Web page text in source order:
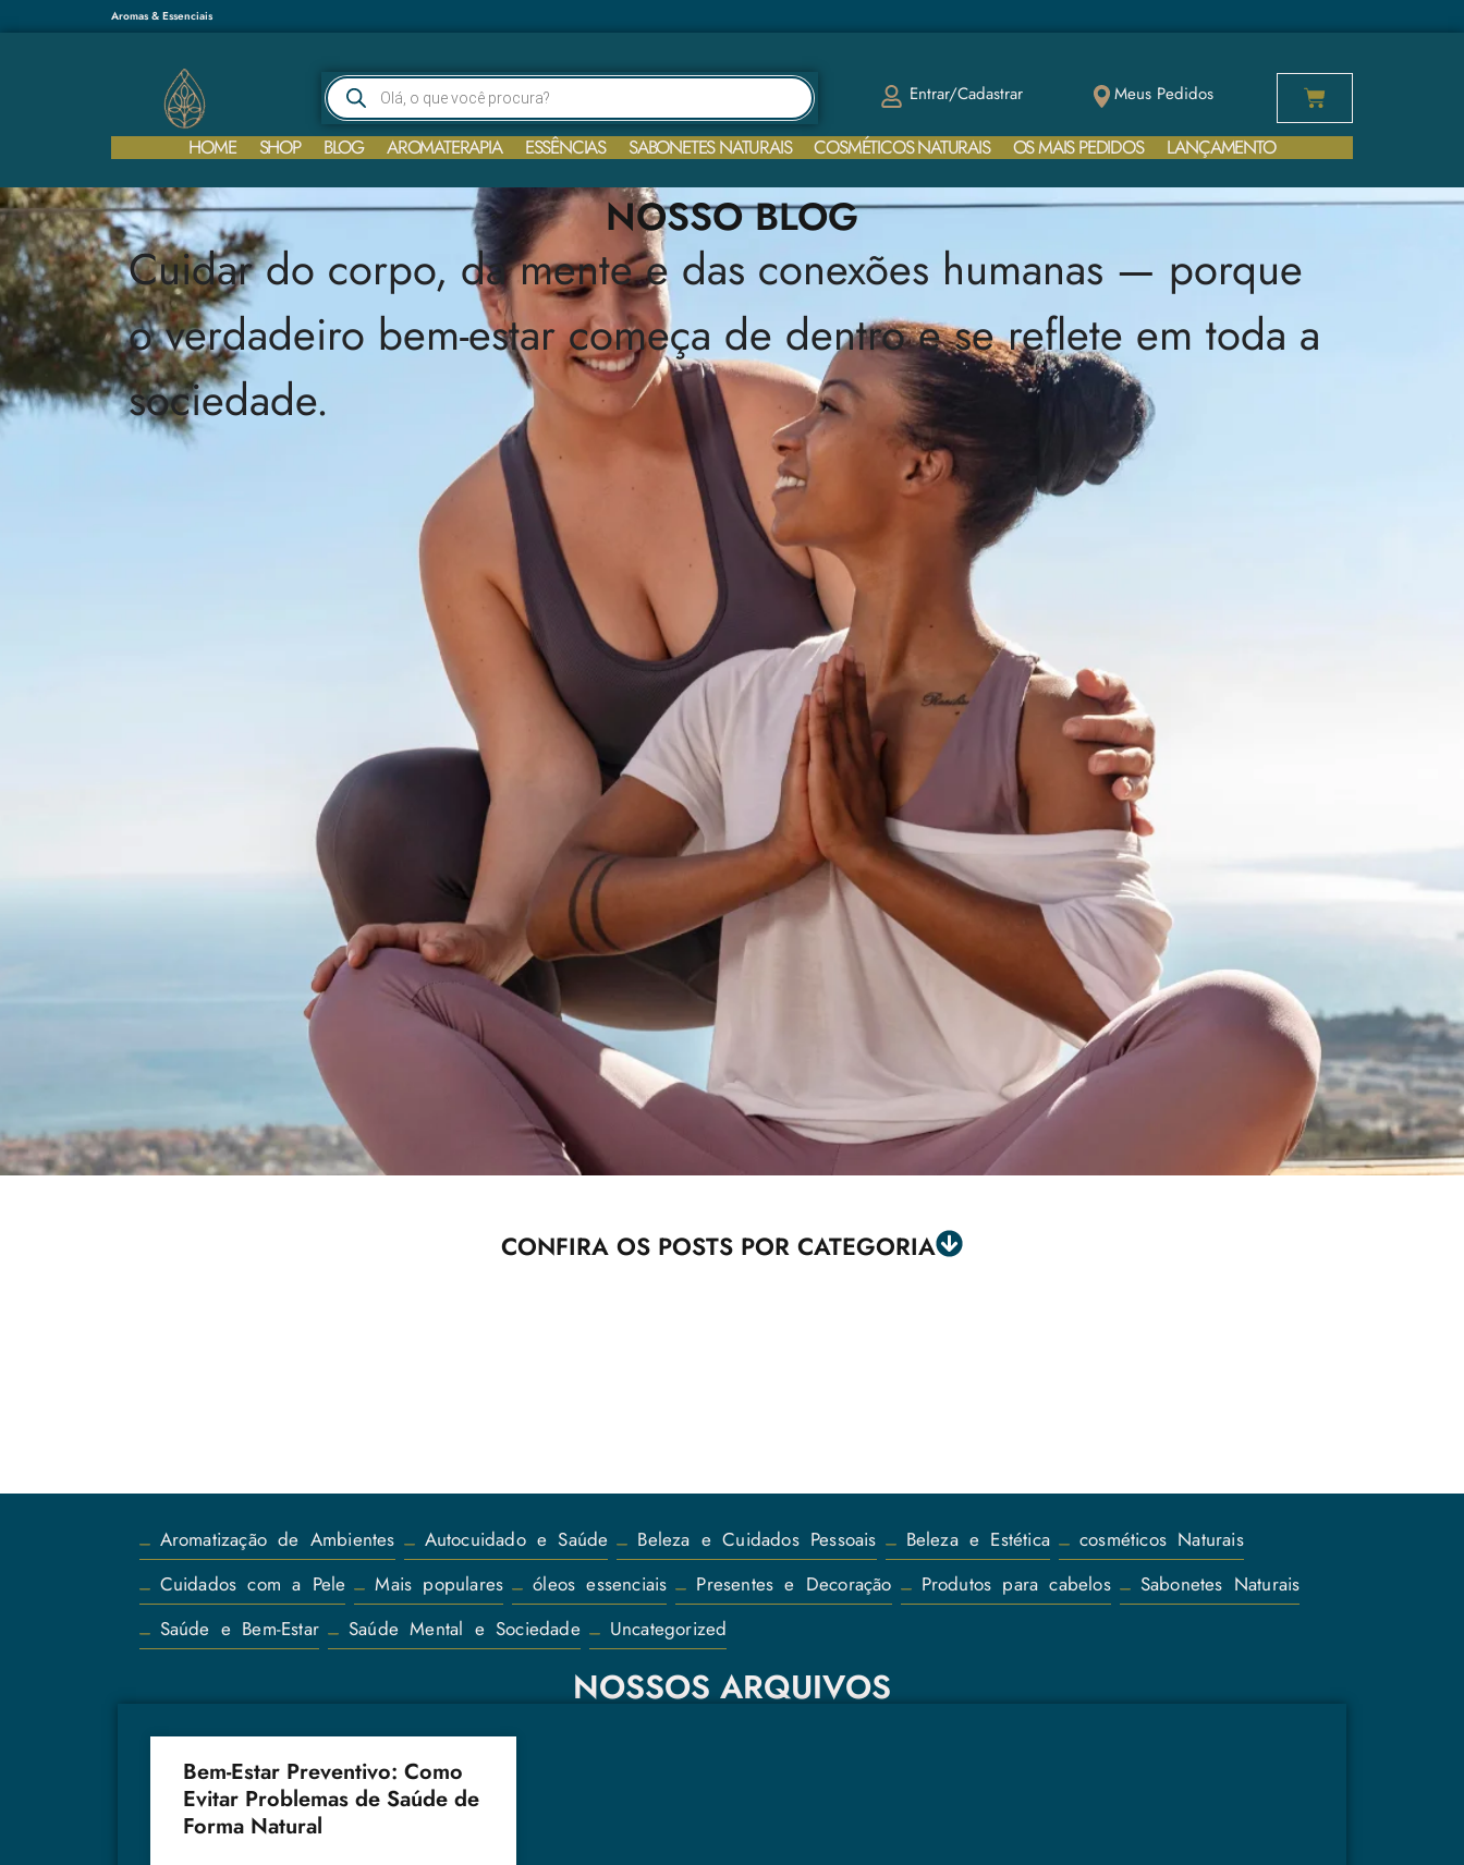
Aromas & Essenciais
Entrar/Cadastrar Meus Pedidos
HOME SHOP BLOG AROMATERAPIA ESSÊNCIAS SABONETES NATURAIS COSMÉTICOS NATURAIS OS MAIS PEDIDOS LANÇAMENTO
NOSSO BLOG
Cuidar do corpo, da mente e das conexões humanas — porque
o verdadeiro bem-estar começa de dentro e se reflete em toda a
sociedade.
CONFIRA OS POSTS POR CATEGORIA
Aromatização de Ambientes Autocuidado e Saúde Beleza e Cuidados Pessoais Beleza e Estética
cosméticos Naturais
Cuidados com a Pele
Mais populares óleos essenciais Presentes e Decoração Produtos para cabelos
Sabonetes Naturais
Saúde e Bem-Estar
Saúde Mental e Sociedade Uncategorized
NOSSOS ARQUIVOS
Bem-Estar Preventivo: Como
Evitar Problemas de Saúde de
Forma Natural